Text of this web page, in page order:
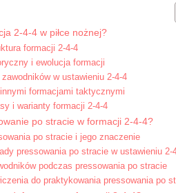
2-4-4 w piłce nożnej?
formacji 2-4-4
i ewolucja formacji
w ustawieniu 2-4-4
formacjami taktycznymi
i warianty formacji 2-4-4
po stracie w formacji 2-4-4?
po stracie i jego znaczenie
pressowania po stracie w ustawieniu 2-
podczas pressowania po stracie
do praktykowania pressowania po